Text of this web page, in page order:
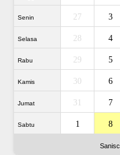
Senin 27 3
Selasa 28 4
Rabu 29 5
Kamis 30 6
Jumat 31 7
Sabtu 1 8